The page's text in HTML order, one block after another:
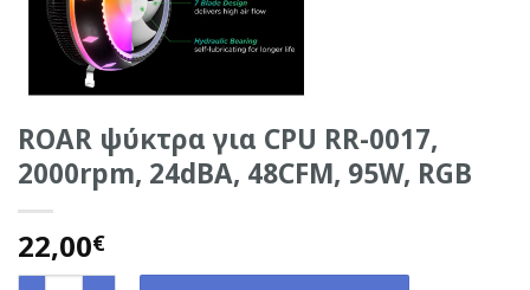
ROAR ψύκτρα για CPU RR-0017,
2000rpm, 24dBA, 48CFM, 95W, RGB
22,00€